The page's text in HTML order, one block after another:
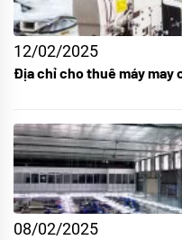
12/02/2025
Địa chỉ cho thuê máy may
08/02/2025